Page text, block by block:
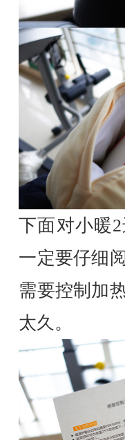
下面对小暖
一定要仔细
需要控制加
太久。